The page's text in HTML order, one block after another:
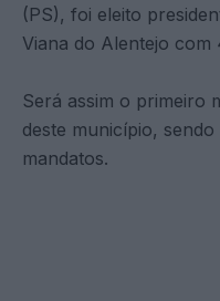
(PS), foi eleito
Viana do Alentejo
Será assim o primeiro
deste município,
mandatos.